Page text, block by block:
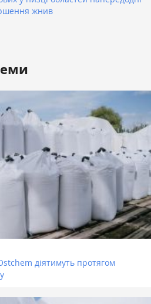
жнив
діятимуть протягом